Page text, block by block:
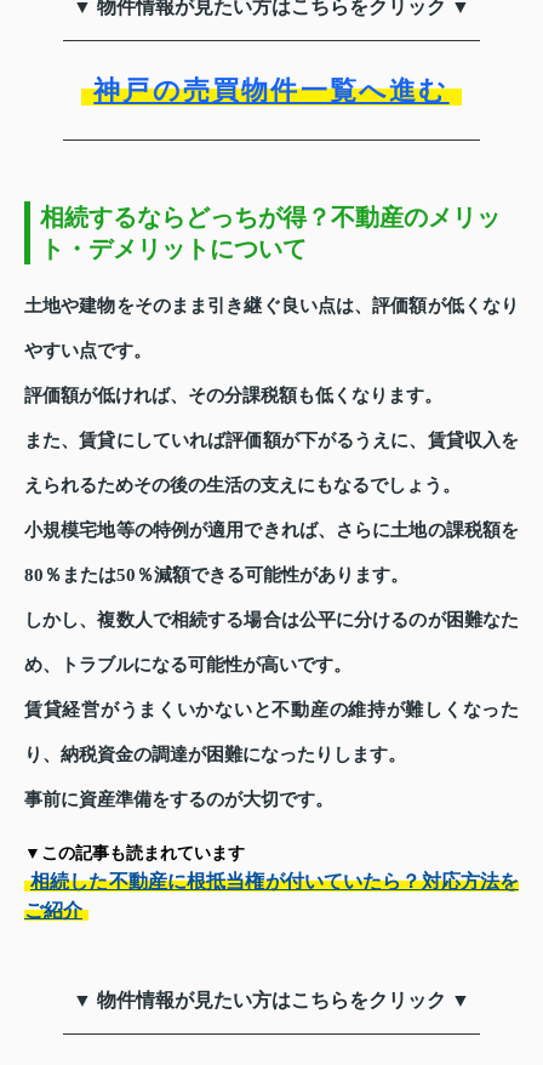
▼ 物件情報が見たい方はこちらをクリック ▼
神戸の売買物件一覧へ進む
相続するならどっちが得？不動産のメリッ
ト・デメリットについて
土地や建物をそのまま引き継ぐ良い点は、評価額が低くなり
やすい点です。
評価額が低ければ、その分課税額も低くなります。
また、賃貸にしていれば評価額が下がるうえに、賃貸収入を
えられるためその後の生活の支えにもなるでしょう。
小規模宅地等の特例が適用できれば、さらに土地の課税額を
80％または50％減額できる可能性があります。
しかし、複数人で相続する場合は公平に分けるのが困難なた
め、トラブルになる可能性が高いです。
賃貸経営がうまくいかないと不動産の維持が難しくなった
り、納税資金の調達が困難になったりします。
事前に資産準備をするのが大切です。
▼この記事も読まれています
相続した不動産に根抵当権が付いていたら？対応方法を
ご紹介
▼ 物件情報が見たい方はこちらをクリック ▼